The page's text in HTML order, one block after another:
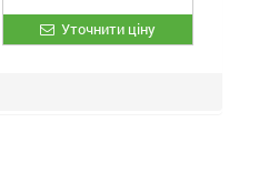
Уточнити ціну